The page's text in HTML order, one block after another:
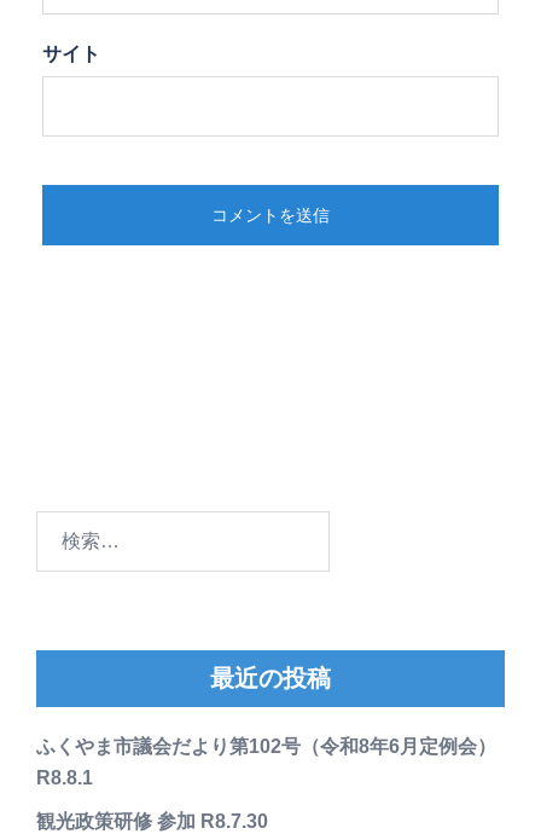
サイト
最近の投稿
ふくやま市議会だより第102号（令和8年6月定例会）
R8.8.1
観光政策研修 参加 R8.7.30